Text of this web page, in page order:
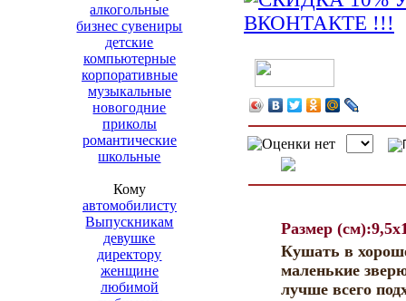
алкогольные
бизнес сувениры
детские
компьютерные
корпоративные
музыкальные
новогодние
приколы
романтические
школьные
Кому
автомобилисту
Выпускникам
девушке
директору
женщине
любимой
Размер
Кушать в
маленькие
лучше всего